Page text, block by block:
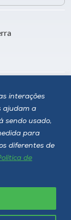
interações
ajudam a
sendo usado,
para
diferentes de
de